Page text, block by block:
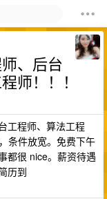
、后台
师！！！
工程师、算法工程
条件放宽。免费下午
都很 nice。薪资待遇
历到